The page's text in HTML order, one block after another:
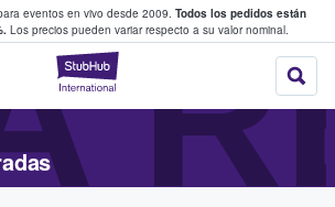
eventos en vivo desde 2009. Todos los pedidos están
Los precios pueden variar respecto a su valor nominal.
StubHub:
entre fans